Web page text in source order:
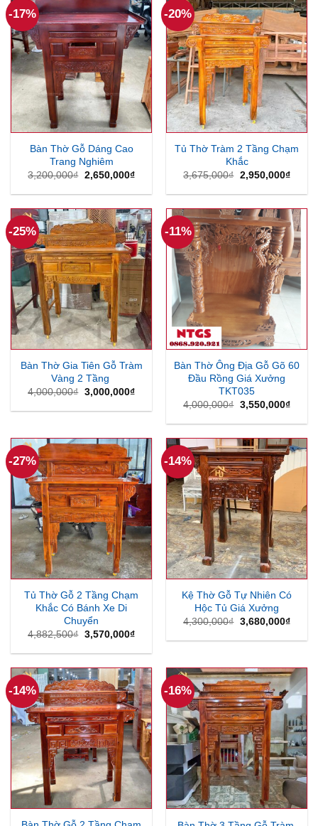
-17%
Bàn Thờ Gỗ Dáng Cao
Trang Nghiêm
3,200,000₫ Giá
là:
2,650,000₫Giá
tại
2,650,000₫.
-20%
Tủ Thờ Tràm 2 Tầng Chạm
Khắc
3,675,000₫ Giá
là:
2,950,000₫Giá
tại
-25%
Bàn Thờ Gia Tiên Gỗ Tràm
Vàng 2 Tầng
4,000,000₫ Giá
là:
3,000,000₫Giá
tại
-11%
Bàn Thờ Ông Địa Gỗ Gõ 60
Đầu Rồng Giá Xưởng
TKT035
4,000,000₫ Giá
là:
3,550,000₫Giá
tại
-27%
Tủ Thờ Gỗ 2 Tầng Chạm
Khắc Có Bánh Xe Di
Chuyển
4,882,500₫ Giá
là:
3,570,000₫Giá
tại
3,570,000₫.
-14%
Kệ Thờ Gỗ Tự Nhiên Có
Hộc Tủ Giá Xưởng
4,300,000₫ Giá
là:
3,680,000₫Giá
tại
-14% -16%